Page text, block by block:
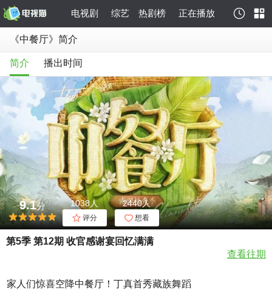
电视剧 综艺 热剧榜 正在播放
《中餐厅》简介
简介 播出时间
9.1分 1038人
评分
2440人
想看
第5季 第12期 收官感谢宴回忆满满
查看往期
家人们惊喜空降中餐厅！丁真首秀藏族舞蹈